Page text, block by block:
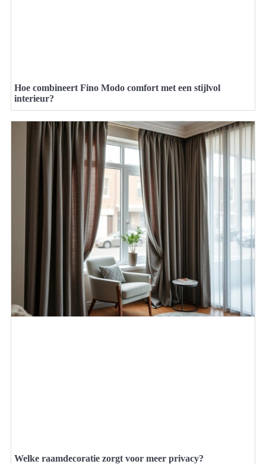
Hoe combineert Fino Modo comfort met een stijlvol
interieur?
Welke raamdecoratie zorgt voor meer privacy?